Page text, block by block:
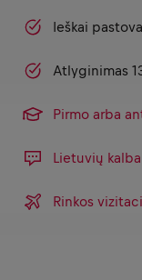
Ieškai
Atlyginimas
Pirmo arba
Lietuvių kalba
Rinkos